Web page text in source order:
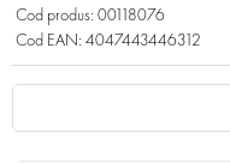
Cod produs: 00118076
Cod EAN: 4047443446312